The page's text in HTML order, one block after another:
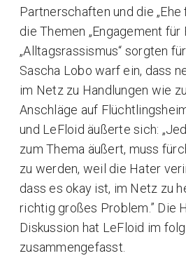
Partnerschaften und die „Ehe
die Themen „Engagement für
„Alltagsrassismus“ sorgten
Sascha Lobo warf ein, dass
im Netz zu Handlungen wie
Anschläge auf
und LeFloid äußerte sich:
zum Thema äußert, muss
zu werden, weil die Hater
dass es okay ist, im Netz zu
richtig großes Problem.” Die
Diskussion hat LeFloid im
zusammengefasst.